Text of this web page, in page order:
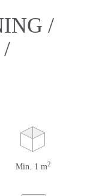
/
/
Min. 1 m2